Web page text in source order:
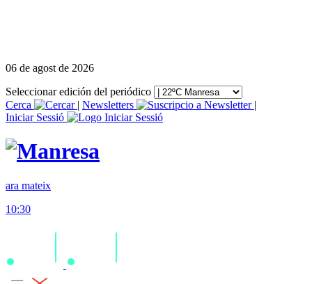
06 de agost de 2026
Seleccionar edición del periódico
Cerca
| Newsletters
|
Iniciar Sessió
ara mateix
10:30